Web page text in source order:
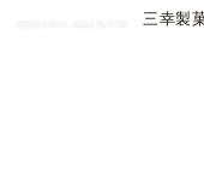
三幸製